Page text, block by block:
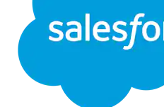
Luk